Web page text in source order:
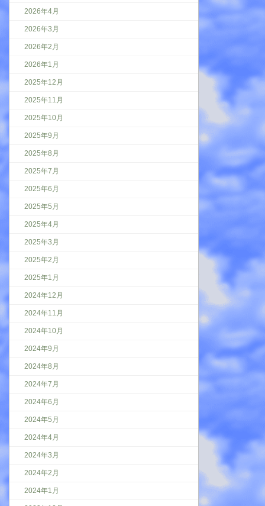
2026年4月
2026年3月
2026年2月
2026年1月
2025年12月
2025年11月
2025年10月
2025年9月
2025年8月
2025年7月
2025年6月
2025年5月
2025年4月
2025年3月
2025年2月
2025年1月
2024年12月
2024年11月
2024年10月
2024年9月
2024年8月
2024年7月
2024年6月
2024年5月
2024年4月
2024年3月
2024年2月
2024年1月